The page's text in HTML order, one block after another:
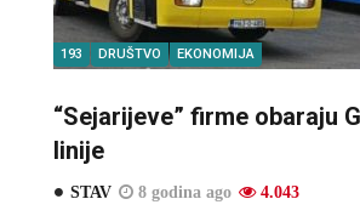
193 DRUŠTVO EKONOMIJA
“Sejarijeve” firme obaraju
linije
STAV 8 godina ago 4.043